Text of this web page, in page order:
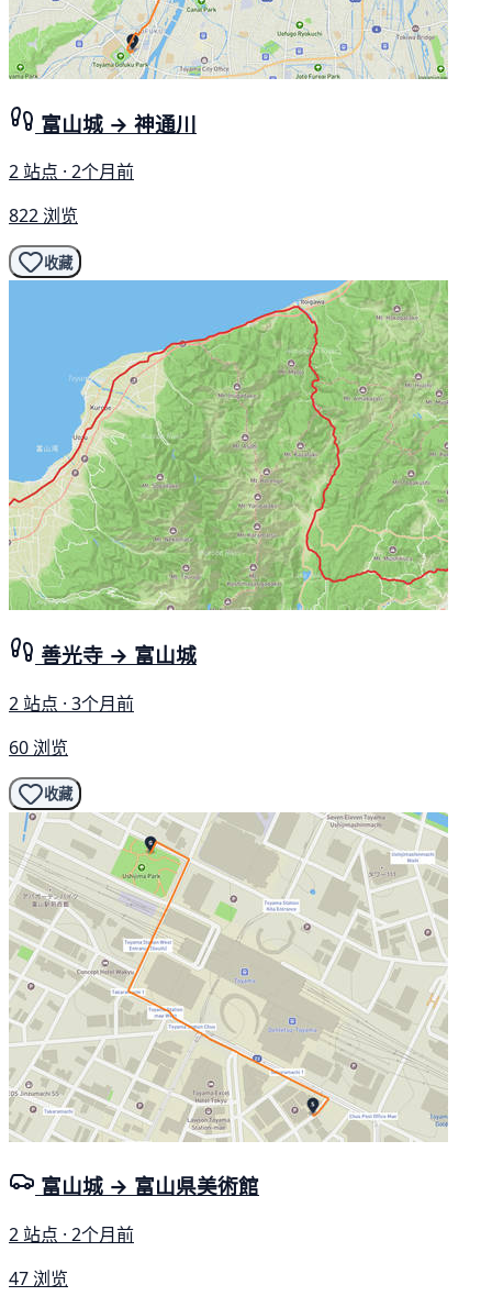
富山城 → 神通川
2 站点 · 2个月前
822 浏览
收藏
善光寺 → 富山城
2 站点 · 3个月前
60 浏览
收藏
富山城 → 富山県美術館
2 站点 · 2个月前
47 浏览